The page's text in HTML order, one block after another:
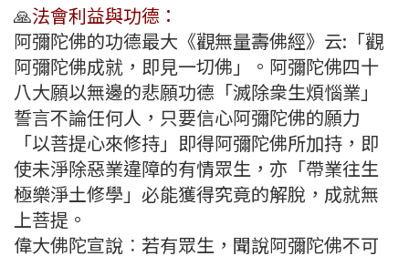
🙏法會利益與功德：
阿彌陀佛的功德最大《觀無量壽佛經》云:「觀
阿彌陀佛成就，即見一切佛」。阿彌陀佛四十
八大願以無邊的悲願功德「滅除衆生煩惱業」
誓言不論任何人，只要信心阿彌陀佛的願力
「以菩提心來修持」即得阿彌陀佛所加持，即
使未淨除惡業違障的有情眾生，亦「帶業往生
極樂淨土修學」必能獲得究竟的解脫，成就無
上菩提。
偉大佛陀宣說︰若有眾生，聞說阿彌陀佛不可